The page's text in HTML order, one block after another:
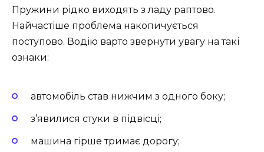
Пружини рідко виходять з ладу раптово.
Найчастіше проблема накопичується
поступово. Водію варто звернути увагу на такі
ознаки:
автомобіль став нижчим з одного боку;
з’явилися стуки в підвісці;
машина гірше тримає дорогу;